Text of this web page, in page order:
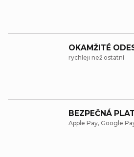
a
c
r
v
OKAMŽITÉ
rychleji než ostatní
BEZPEČNÁ
Apple Pay, Google